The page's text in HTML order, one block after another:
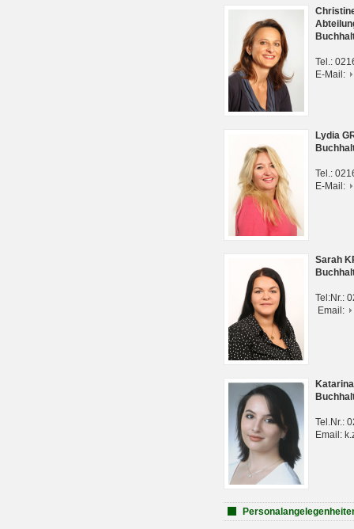
Tel.:
E-Mail:
Lydia
Tel.:
E-Mail:
Sarah
Tel:Nr.:
Email:
Tel.Nr.:
Email: